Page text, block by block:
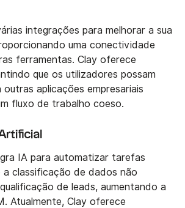
integrações para melhorar a sua
uma conectividade
ferramentas. Clay oferece
que os utilizadores possam
outras aplicações empresariais
fluxo de trabalho coeso.
IA para automatizar tarefas
a classificação de dados não
de leads, aumentando a
Atualmente, Clay oferece